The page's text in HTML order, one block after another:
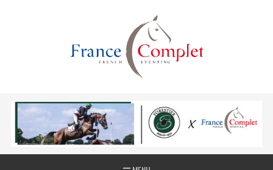
La journée du complet & le derby cross